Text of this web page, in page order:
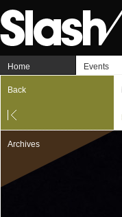
Home Events
Back
Archives